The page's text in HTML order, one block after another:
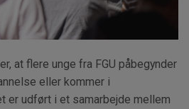
at flere unge fra FGU påbegynder
eller kommer i
udført i et samarbejde mellem